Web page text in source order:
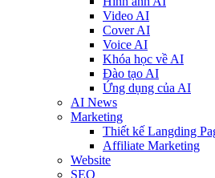
Video AI
Cover AI
Voice AI
Khóa học về AI
Đào tạo AI
Ứng dụng của AI
AI News
Marketing
Thiết kế Langding
Affiliate Marketing
Website
SEO